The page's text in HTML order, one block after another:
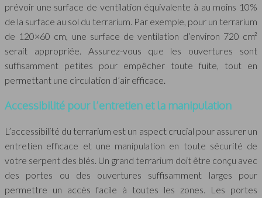
prévoir une surface de ventilation équivalente à au moins 10%
de la surface au sol du terrarium. Par exemple, pour un terrarium
de 120×60 cm, une surface de ventilation d’environ 720 cm²
serait appropriée. Assurez-vous que les ouvertures sont
suffisamment petites pour empêcher toute fuite, tout en
permettant une circulation d’air efficace.
Accessibilité pour l’entretien et la manipulation
L’accessibilité du terrarium est un aspect crucial pour assurer un
entretien efficace et une manipulation en toute sécurité de
votre serpent des blés. Un grand terrarium doit être conçu avec
des portes ou des ouvertures suffisamment larges pour
permettre un accès facile à toutes les zones. Les portes